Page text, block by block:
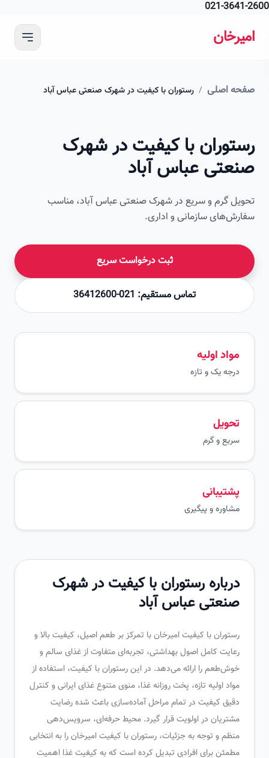
021-
اصلی / رستوران با کیفیت در شهرک صنعتی عباس آباد
با کیفیت در شهرک
عباس آباد
گرم و سریع در شهرک صنعتی عباس آباد، مناسب
سازمانی و اداری.
ثبت درخواست سریع
تماس مستقیم: 021-36412600
مواد اولیه
درجه یک و تازه
سریع و گرم
پشتیبانی
مشاوره و پیگیری
تصویر این صفحه به زودی اضافه می‌شود
درباره رستوران با کیفیت در شهرک
صنعتی عباس آباد
رستوران با کیفیت امیرخان با تمرکز بر طعم اصیل، کیفیت بالا و
رعایت کامل اصول بهداشتی، تجربه‌ای متفاوت از غذای سالم و
خوش‌طعم را ارائه می‌دهد. در این رستوران با کیفیت، استفاده از
مواد اولیه تازه، پخت روزانه غذا، منوی متنوع غذای ایرانی و کنترل
دقیق کیفیت در تمام مراحل آماده‌سازی باعث شده رضایت
مشتریان در اولویت قرار گیرد. محیط حرفه‌ای، سرویس‌دهی
منظم و توجه به جزئیات، رستوران با کیفیت امیرخان را به انتخابی
مطمئن برای افرادی تبدیل کرده است که به کیفیت غذا اهمیت